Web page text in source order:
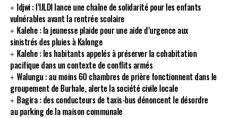
Idjwi : l’IJLDI lance une chaîne de solidarité pour les enfants
vulnérables avant la rentrée scolaire
Kalehe : la jeunesse plaide pour une aide d’urgence aux
sinistrés des pluies à Kalonge
Kalehe : les habitants appelés à préserver la cohabitation
pacifique dans un contexte de conflits armés
Walungu : au moins 60 chambres de prière fonctionnent dans le
groupement de Burhale, alerte la société civile locale
Bagira : des conducteurs de taxis-bus dénoncent le désordre
au parking de la maison communale